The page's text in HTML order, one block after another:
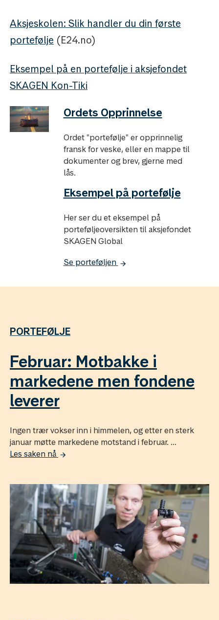
Aksjeskolen: Slik handler du din første
portefølje (E24.no)
Eksempel på en portefølje i aksjefondet
SKAGEN Kon-Tiki
Ordets Opprinnelse
Ordet "portefølje" er opprinnelig
fransk for veske, eller en mappe til
dokumenter og brev, gjerne med
lås.
Eksempel på portefølje
Her ser du et eksempel på
porteføljeoversikten til aksjefondet
SKAGEN Global
Se porteføljen
PORTEFØLJE
Februar: Motbakke i
markedene men fondene
leverer
Ingen trær vokser inn i himmelen, og etter en sterk
januar møtte markedene motstand i februar. ...
Les saken nå